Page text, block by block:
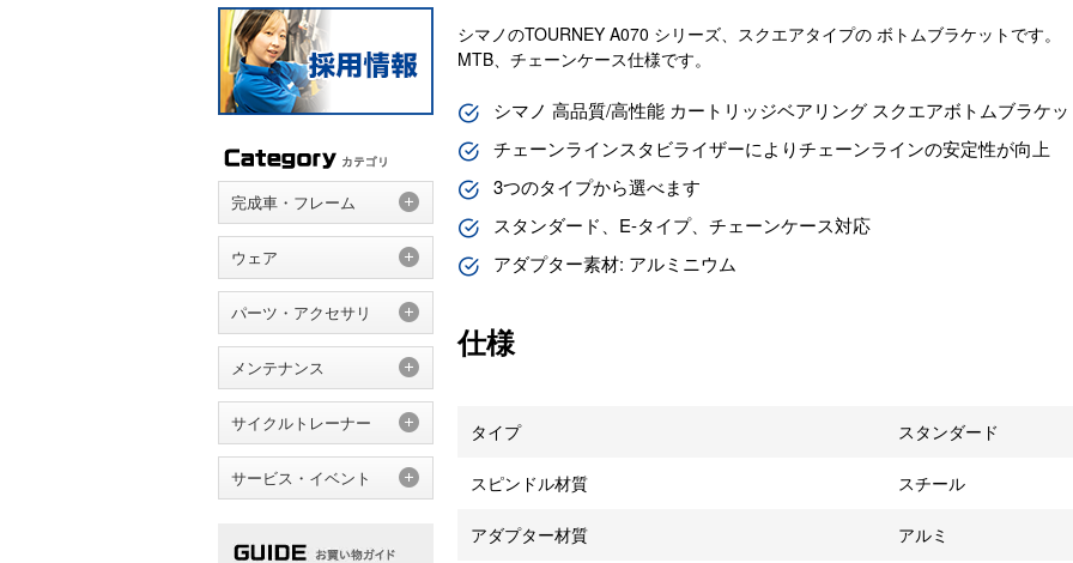
シマノのTOURNEY A070 シリーズ、スクエアタイプの ボトムブラケットです。
MTB、チェーンケース仕様です。
シマノ 高品質/高性能 カートリッジベアリング スクエアボトムブラケッ
チェーンラインスタビライザーによりチェーンラインの安定性が向上
3つのタイプから選べます
スタンダード、E-タイプ、チェーンケース対応
アダプター素材: アルミニウム
仕様
タイプ スタンダード
スピンドル材質 スチール
アダプター材質 アルミ
完成車・フレーム
ウェア
パーツ・アクセサリ
メンテナンス
サイクルトレーナー
サービス・イベント